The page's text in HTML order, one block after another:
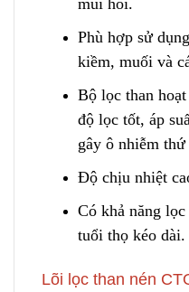
Phù hợp sử
kiềm, muối và
Bộ lọc than
độ lọc tốt, áp
gây ô nhiễm thứ
Độ chịu nhiệt
Có khả năng
tuổi thọ kéo dài.
Lõi lọc than nén